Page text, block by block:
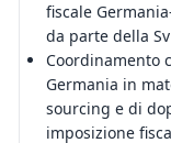
fiscale
da parte della
Coordinamento
Germania in
sourcing e di
imposizione